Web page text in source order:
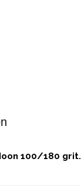
100/180 grit.